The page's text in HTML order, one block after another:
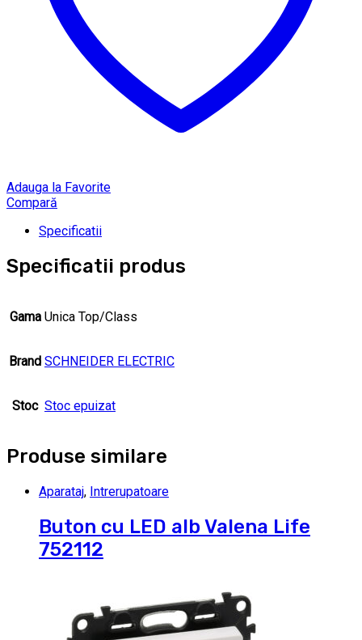
Adauga la Favorite
Compară
Specificatii
Specificatii produs
Gama Unica Top/Class
Brand SCHNEIDER ELECTRIC
Stoc Stoc epuizat
Produse similare
Aparataj, Intrerupatoare
Buton cu LED alb Valena Life
752112